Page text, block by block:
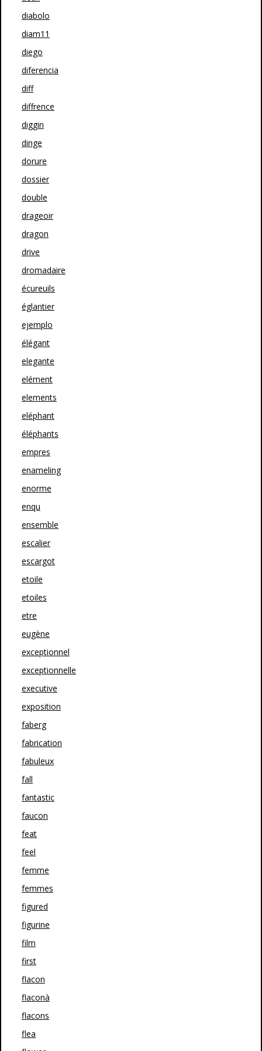
diabolo
diam11
diego
diferencia
diff
diffrence
diggin
dinge
dorure
dossier
double
drageoir
dragon
drive
dromadaire
écureuils
églantier
ejemplo
élégant
elegante
elément
elements
eléphant
éléphants
empres
enameling
enorme
enqu
ensemble
escalier
escargot
etoile
etoiles
etre
eugène
exceptionnel
exceptionnelle
executive
exposition
faberg
fabrication
fabuleux
fall
fantastic
faucon
feat
feel
femme
femmes
figured
figurine
film
first
flacon
flaconà
flacons
flea